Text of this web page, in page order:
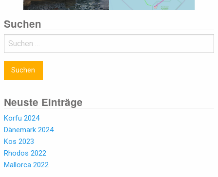
Suchen
Suchen
nach:
Neuste Einträge
Korfu 2024
Dänemark 2024
Kos 2023
Rhodos 2022
Mallorca 2022